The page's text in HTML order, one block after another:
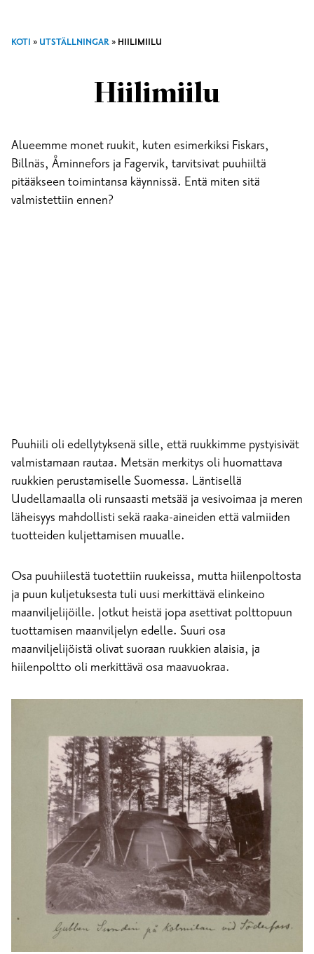
KOTI » UTSTÄLLNINGAR» HIILIMIILU
Hiilimiilu
Alueemme monet ruukit, kuten esimerkiksi Fiskars,
Billnäs, Åminnefors ja Fagervik, tarvitsivat puuhiiltä
pitääkseen toimintansa käynnissä. Entä miten sitä
valmistettiin ennen?
Puuhiili oli edellytyksenä sille, että ruukkimme pystyisivät
valmistamaan rautaa. Metsän merkitys oli huomattava
ruukkien perustamiselle Suomessa. Läntisellä
Uudellamaalla oli runsaasti metsää ja vesivoimaa ja meren
läheisyys mahdollisti sekä raaka-aineiden että valmiiden
tuotteiden kuljettamisen muualle.
Osa puuhiilestä tuotettiin ruukeissa, mutta hiilenpoltosta
ja puun kuljetuksesta tuli uusi merkittävä elinkeino
maanviljelijöille. Jotkut heistä jopa asettivat polttopuun
tuottamisen maanviljelyn edelle. Suuri osa
maanviljelijöistä olivat suoraan ruukkien alaisia, ja
hiilenpoltto oli merkittävä osa maavuokraa.